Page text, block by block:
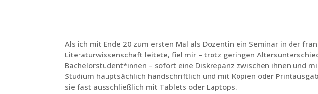
Als ich mit Ende 20 zum ersten Mal als Dozentin ein Seminar in der
Literaturwissenschaft leitete, fiel mir – trotz geringen
Bachelorstudent*innen – sofort eine Diskrepanz zwischen ihnen und
Studium hauptsächlich handschriftlich und mit Kopien oder
sie fast ausschließlich mit Tablets oder Laptops.